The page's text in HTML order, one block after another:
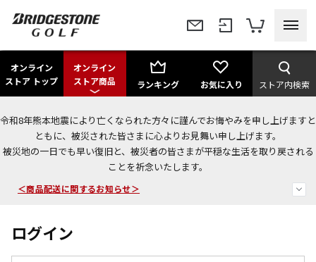
オンライン
ストア トップ
オンライン
ストア商品
ランキング お気に入り ストア内検索
令和8年熊本地震により亡くなられた方々に謹んでお悔やみを申し上げますと
ともに、被災された皆さまに心よりお見舞い申し上げます。
被災地の一日でも早い復旧と、被災者の皆さまが平穏な生活を取り戻される
ことを祈念いたします。
今なら新規会員登録で1,000円OFFクーポンプレゼント！
＜商品配送に関するお知らせ＞
＜夏季休暇中のご注文・発送・お問い合わせ＞
ログイン